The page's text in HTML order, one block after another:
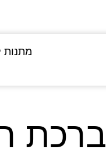
מתנות
ברכת